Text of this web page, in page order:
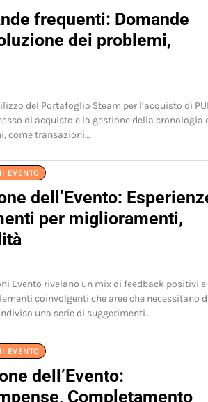
frequenti: Domande
dei problemi,
del Portafoglio Steam per l’acquisto di
di acquisto e la gestione della cronologia
come transazioni…
EVENTO
dell’Evento:
per miglioramenti,
Evento rivelano un mix di feedback positivi e
coinvolgenti che aree che necessitano
una serie di suggerimenti…
EVENTO
dell’Evento:
Completamento